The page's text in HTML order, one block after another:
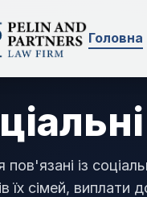
Головна
пов'язані із
їх сімей,